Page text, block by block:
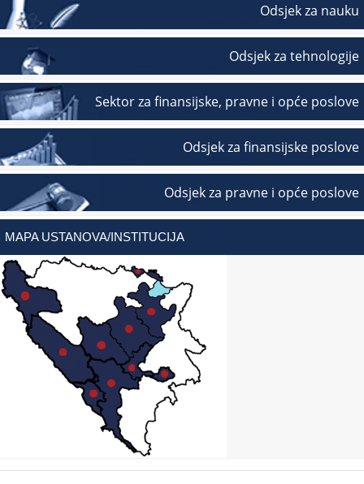
Odsjek za nauku
Odsjek za tehnologije
Sektor za finansijske, pravne i opće poslove
Odsjek za finansijske poslove
Odsjek za pravne i opće poslove
MAPA USTANOVA/INSTITUCIJA